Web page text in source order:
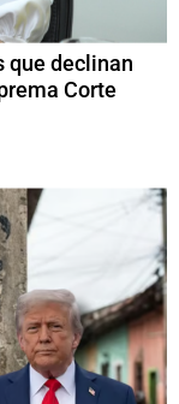
que declinan
Corte